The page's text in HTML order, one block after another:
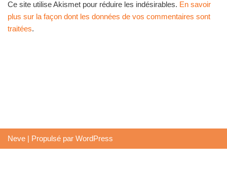
Ce site utilise Akismet pour réduire les indésirables. En savoir
plus sur la façon dont les données de vos commentaires sont
traitées.
Neve | Propulsé par WordPress